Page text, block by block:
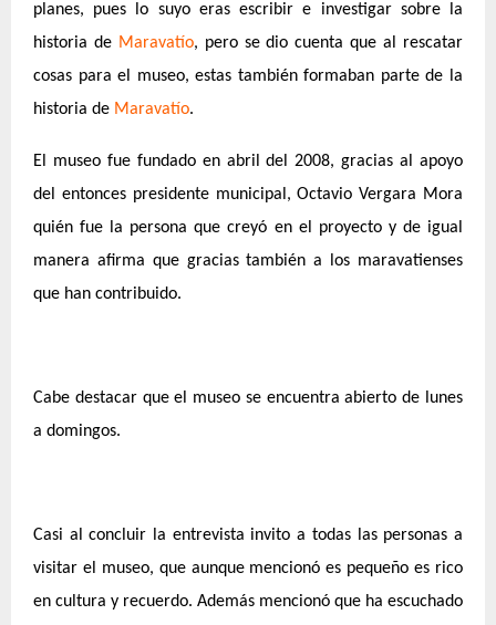
planes, pues lo suyo eras escribir e investigar sobre la
historia de Maravatío, pero se dio cuenta que al rescatar
cosas para el museo, estas también formaban parte de la
historia de Maravatío.
El museo fue fundado en abril del 2008, gracias al apoyo
del entonces presidente municipal, Octavio Vergara Mora
quién fue la persona que creyó en el proyecto y de igual
manera afirma que gracias también a los maravatienses
que han contribuido.
Cabe destacar que el museo se encuentra abierto de lunes
a domingos.
Casi al concluir la entrevista invito a todas las personas a
visitar el museo, que aunque mencionó es pequeño es rico
en cultura y recuerdo. Además mencionó que ha escuchado